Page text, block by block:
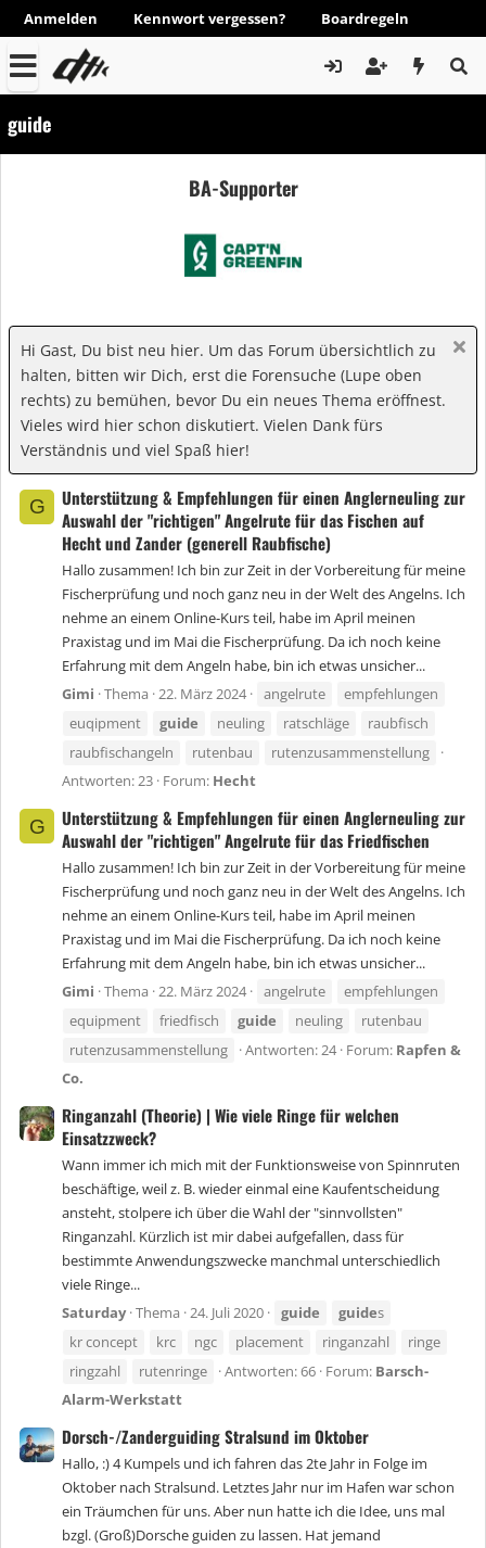
Anmelden Kennwort vergessen? Boardregeln
guide
BA-Supporter
Hi Gast, Du bist neu hier. Um das Forum übersichtlich zu
halten, bitten wir Dich, erst die Forensuche (Lupe oben
rechts) zu bemühen, bevor Du ein neues Thema eröffnest.
Vieles wird hier schon diskutiert. Vielen Dank fürs
Verständnis und viel Spaß hier!
G
Unterstützung & Empfehlungen für einen Anglerneuling zur
Auswahl der "richtigen" Angelrute für das Fischen auf
Hecht und Zander (generell Raubfische)
Hallo zusammen! Ich bin zur Zeit in der Vorbereitung für meine
Fischerprüfung und noch ganz neu in der Welt des Angelns. Ich
nehme an einem Online-Kurs teil, habe im April meinen
Praxistag und im Mai die Fischerprüfung. Da ich noch keine
Erfahrung mit dem Angeln habe, bin ich etwas unsicher...
Gimi Thema 22. März 2024 angelrute
empfehlungen
euqipment
guide neuling ratschläge
raubfisch
raubfischangeln
rutenbau
rutenzusammenstellung
Antworten: 23 Forum: Hecht
G
Unterstützung & Empfehlungen für einen Anglerneuling zur
Auswahl der "richtigen" Angelrute für das Friedfischen
Hallo zusammen! Ich bin zur Zeit in der Vorbereitung für meine
Fischerprüfung und noch ganz neu in der Welt des Angelns. Ich
nehme an einem Online-Kurs teil, habe im April meinen
Praxistag und im Mai die Fischerprüfung. Da ich noch keine
Erfahrung mit dem Angeln habe, bin ich etwas unsicher...
Gimi Thema 22. März 2024 angelrute
empfehlungen
equipment
friedfisch guide neuling
rutenbau
rutenzusammenstellung
Antworten: 24 Forum: Rapfen &
Co.
Ringanzahl (Theorie) | Wie viele Ringe für welchen
Einsatzzweck?
Wann immer ich mich mit der Funktionsweise von Spinnruten
beschäftige, weil z. B. wieder einmal eine Kaufentscheidung
ansteht, stolpere ich über die Wahl der "sinnvollsten"
Ringanzahl. Kürzlich ist mir dabei aufgefallen, dass für
bestimmte Anwendungszwecke manchmal unterschiedlich
viele Ringe...
Saturday Thema 24. Juli 2020 guide guides
kr concept
krc ngc placement ringanzahl
ringe
ringzahl
rutenringe Antworten: 66 Forum: Barsch-
Alarm-Werkstatt
Dorsch-/Zanderguiding Stralsund im Oktober
Hallo, :) 4 Kumpels und ich fahren das 2te Jahr in Folge im
Oktober nach Stralsund. Letztes Jahr nur im Hafen war schon
ein Träumchen für uns. Aber nun hatte ich die Idee, uns mal
bzgl. (Groß)Dorsche guiden zu lassen. Hat jemand